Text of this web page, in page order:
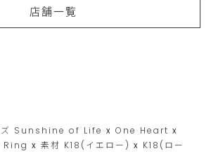
店舗一覧
Sunshine of Life x One Heart x
x 素材 K18(イエロー) x K18(ロー